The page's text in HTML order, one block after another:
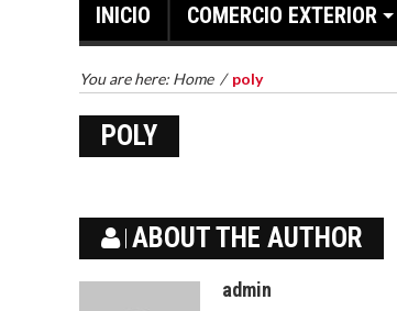
INICIO COMERCIO EXTERIOR
You are here: Home / poly
POLY
ABOUT THE AUTHOR
admin